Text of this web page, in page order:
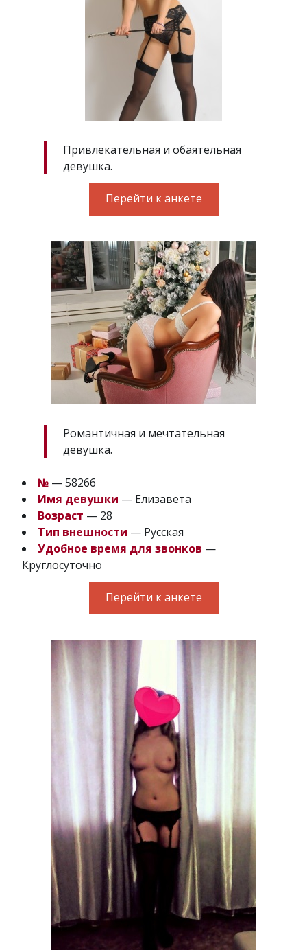
Привлекательная и обаятельная
девушка.
Перейти к анкете
Романтичная и мечтательная
девушка.
№ — 58266
Имя девушки — Елизавета
Возраст — 28
Тип внешности — Русская
Удобное время для звонков —
Круглосуточно
Перейти к анкете